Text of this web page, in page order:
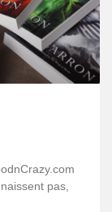
pas,